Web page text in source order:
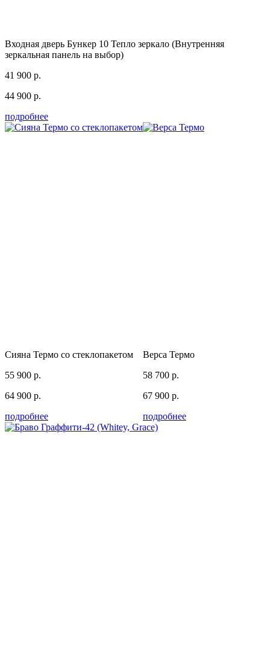
Входная дверь Бункер 10 Тепло зеркало (Внутренняя
зеркальная панель на выбор)
41 900 р.
44 900 р.
подробнее
Сияна Термо со стеклопакетом
55 900 р.
64 900 р.
подробнее
Верса Термо
58 700 р.
67 900 р.
подробнее